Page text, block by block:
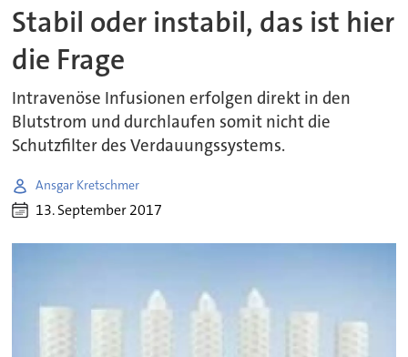
Stabil oder instabil, das ist hier
die Frage
Intravenöse Infusionen erfolgen direkt in den
Blutstrom und durchlaufen somit nicht die
Schutzfilter des Verdauungssystems.
Ansgar Kretschmer
13. September 2017